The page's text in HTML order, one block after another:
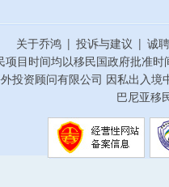
关于乔鸿 | 投诉与建议 | 诚
项目时间均以移民国政府批准
投资顾问有限公司 因私出入
巴尼亚移